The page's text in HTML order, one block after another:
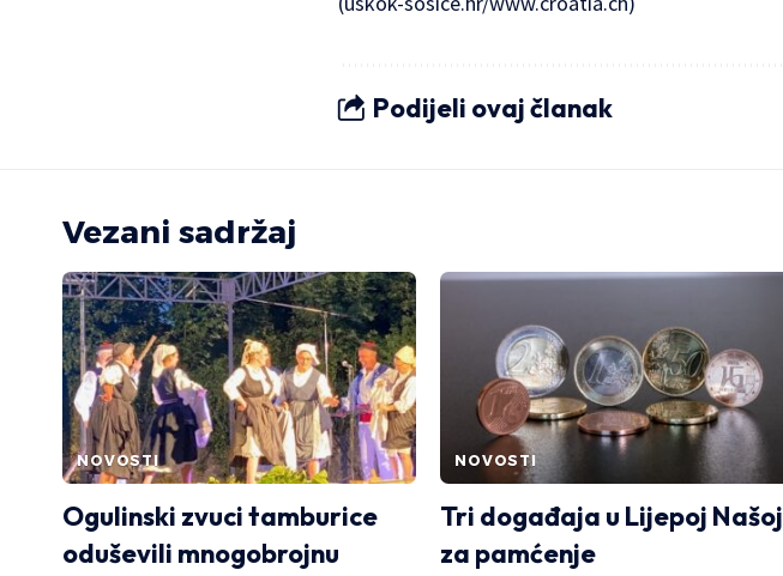
Podijeli ovaj članak
Vezani sadržaj
NOVOSTI
Ogulinski zvuci tamburice
oduševili mnogobrojnu
NOVOSTI
Tri događaja u Lijepoj Našoj
za pamćenje